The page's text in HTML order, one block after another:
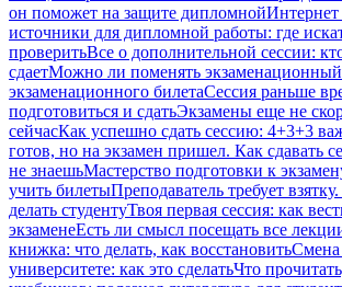
он поможет на защите дипломной
источники для дипломной работы: где
проверитьВсе о дополнительной сессии:
сдаетМожно ли поменять
экзаменационного билетаСессия раньше
подготовиться и сдатьЭкзамены еще не
сейчасКак успешно сдать сессию: 4+3+3
готов, но на экзамен пришел. Как сдавать
не знаешьМастерство подготовки к
учить билетыПреподаватель требует
делать студентуТвоя первая сессия: как
экзаменеЕсть ли смысл посещать все
книжка: что делать, как восстановитьСмена
университете: как это сделатьЧто